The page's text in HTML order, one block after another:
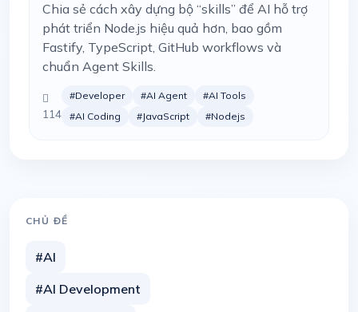
Chia sẻ cách xây dựng bộ “skills” để AI hỗ trợ
phát triển Node.js hiệu quả hơn, bao gồm
Fastify, TypeScript, GitHub workflows và
chuẩn Agent Skills.
114
#Developer #AI Agent
#AI Tools
#AI Coding
#JavaScript #Nodejs
CHỦ ĐỀ
#AI
#AI Development